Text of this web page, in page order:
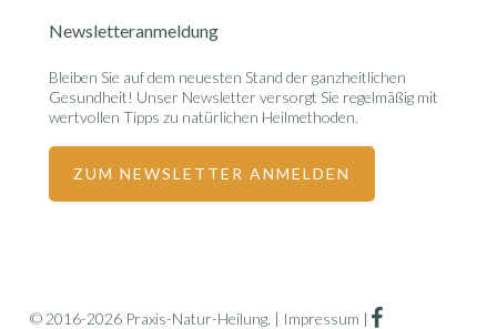
Newsletteranmeldung
Bleiben Sie auf dem neuesten Stand der ganzheitlichen
Gesundheit! Unser Newsletter versorgt Sie regelmäßig mit
wertvollen Tipps zu natürlichen Heilmethoden.
ZUM NEWSLETTER ANMELDEN
© 2016-2026 Praxis-Natur-Heilung. | Impressum | facebook